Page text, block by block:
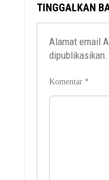
TINGGALKAN
Alamat email
dipublikasikan.
Komentar *